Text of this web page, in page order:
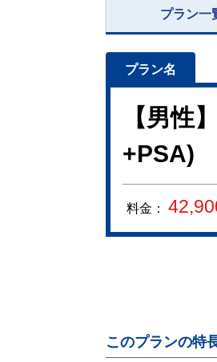
プラン一
【男性
+PSA)
料金：
このプランの特